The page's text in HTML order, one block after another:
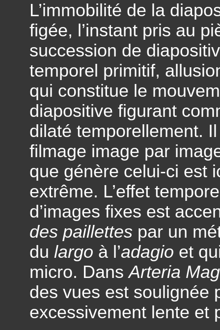
L’immobilité de la
figée, l’instant pris au
succession de
temporel primitif,
qui constitue le
diapositive figurant
dilaté temporellement.
filmage image par
que génère celui-ci est
extrême. L’effet
d’images fixes est
des paillettes par un
du largo à l’adagio et
micro. DansArteria
des vues est soulignée
excessivement lente et